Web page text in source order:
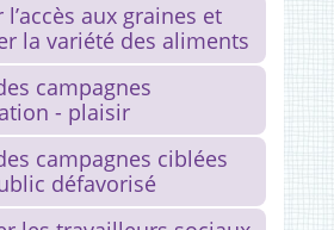
aux graines et
la variété des aliments
campagnes
- plaisir
campagnes ciblées
défavorisé